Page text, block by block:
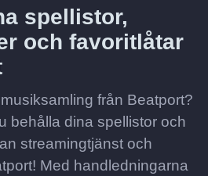
spellistor,
och favoritlåtar
från Beatport?
behålla dina spellistor och
streamingtjänst och
Med handledningarna